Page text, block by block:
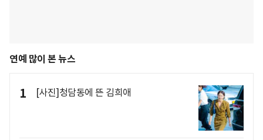
연예 많이 본 뉴스
1 [사진]청담동에 뜬 김희애